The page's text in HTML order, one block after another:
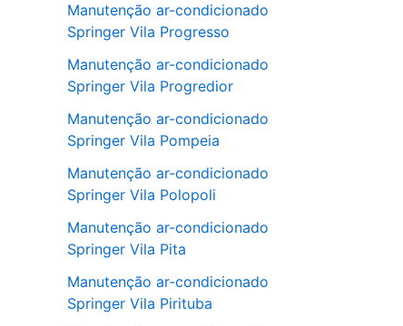
Manutenção ar-condicionado
Springer Vila Progresso
Manutenção ar-condicionado
Springer Vila Progredior
Manutenção ar-condicionado
Springer Vila Pompeia
Manutenção ar-condicionado
Springer Vila Polopoli
Manutenção ar-condicionado
Springer Vila Pita
Manutenção ar-condicionado
Springer Vila Pirituba